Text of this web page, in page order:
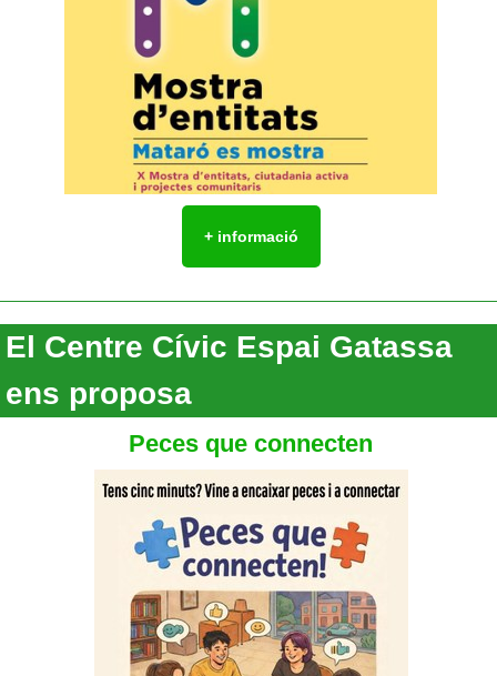
+ informació
El Centre Cívic Espai Gatassa
ens proposa
Peces que connecten